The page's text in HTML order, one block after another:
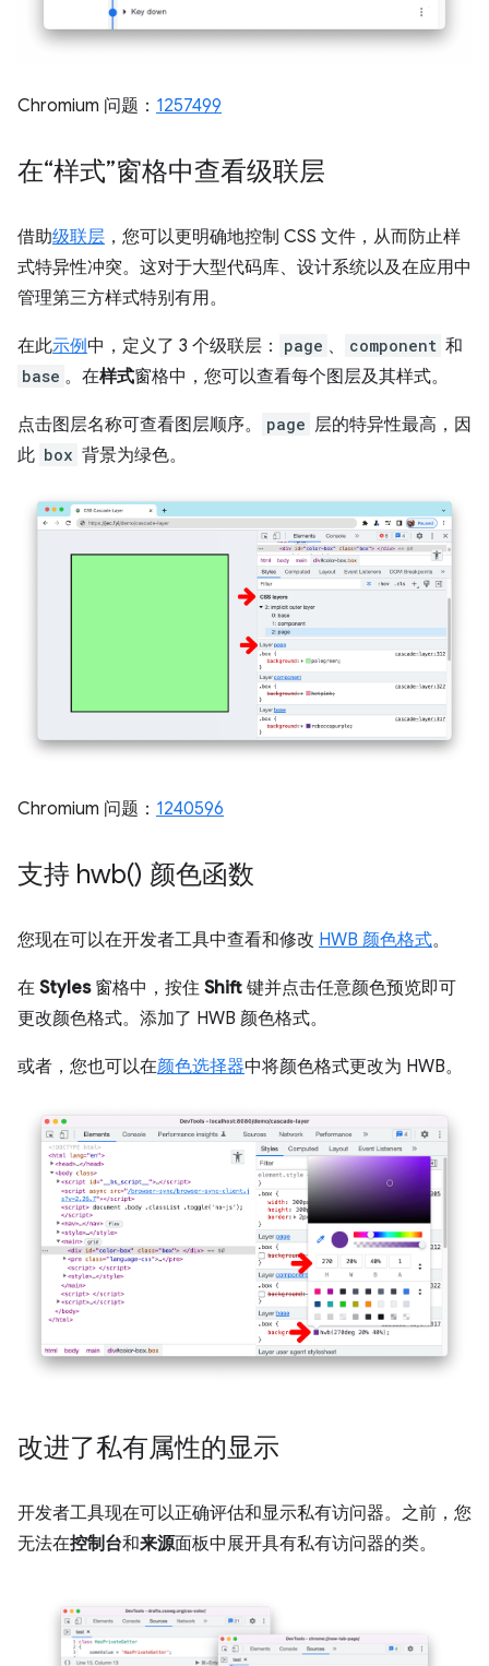
Chromium 问题： 1257499
在“样式”窗格中查看级联层
借助级联层 ，您可以更明确地控制 CSS 文件，从而防止样
式特异性冲突。这对于大型代码库、设计系统以及在应用中
管理第三方样式特别有用。
在此示例中，定义了 3 个级联层： page 、 component 和
base 。在样式窗格中，您可以查看每个图层及其样式。
点击图层名称可查看图层顺序。 page 层的特异性最高，因
此 box 背景为绿色。
Chromium 问题： 1240596
支持 hwb() 颜色函数
您现在可以在开发者工具中查看和修改 HWB 颜色格式。
在 Styles窗格中，按住 Shift 键并点击任意颜色预览即可
更改颜色格式。添加了 HWB 颜色格式。
或者，您也可以在颜色选择器中将颜色格式更改为 HWB。
改进了私有属性的显示
开发者工具现在可以正确评估和显示私有访问器。之前，您
无法在控制台和来源面板中展开具有私有访问器的类。